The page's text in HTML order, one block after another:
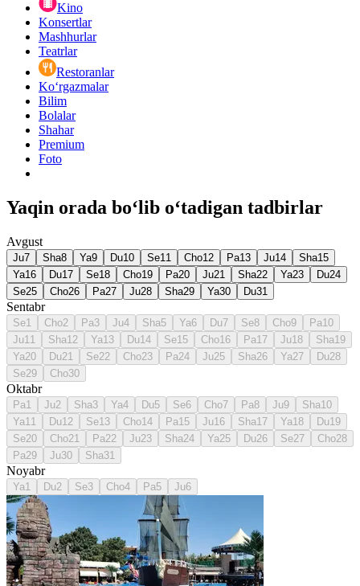
Kino
Konsertlar
Mashhurlar
Teatrlar
Restoranlar
Ko‘rgazmalar
Bilim
Bolalar
Shahar
Premium
Foto
Yaqin orada bo‘lib o‘tadigan tadbirlar
Avgust
Ju7 Sha8 Ya9 Du10 Se11 Cho12 Pa13 Ju14 Sha15
Ya16 Du17 Se18 Cho19 Pa20 Ju21 Sha22 Ya23 Du24
Se25 Cho26 Pa27 Ju28 Sha29 Ya30 Du31
Sentabr
Se1 Cho2 Pa3 Ju4 Sha5 Ya6 Du7 Se8 Cho9 Pa10
Ju11 Sha12 Ya13 Du14 Se15 Cho16 Pa17 Ju18 Sha19
Ya20 Du21 Se22 Cho23 Pa24 Ju25 Sha26 Ya27 Du28
Se29 Cho30
Oktabr
Pa1 Ju2 Sha3 Ya4 Du5 Se6 Cho7 Pa8 Ju9 Sha10
Ya11 Du12 Se13 Cho14 Pa15 Ju16 Sha17 Ya18 Du19
Se20 Cho21 Pa22 Ju23 Sha24 Ya25 Du26 Se27 Cho28
Pa29 Ju30 Sha31
Noyabr
Ya1 Du2 Se3 Cho4 Pa5 Ju6